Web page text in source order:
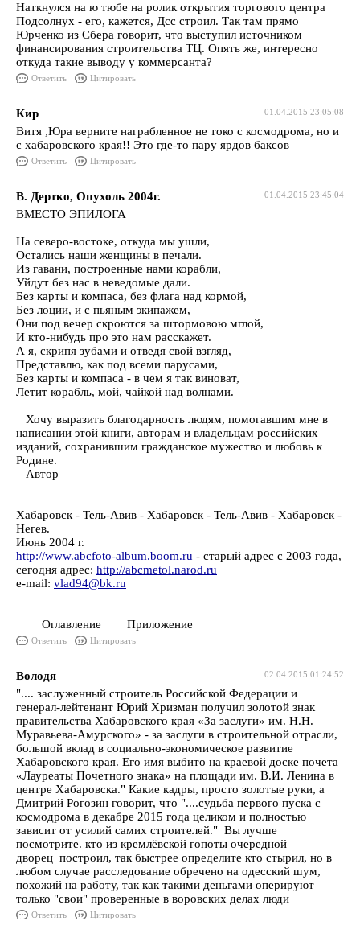
Наткнулся на ю тюбе на ролик открытия торгового центра
Подсолнух - его, кажется, Дсс строил. Так там прямо
Юрченко из Сбера говорит, что выступил источником
финансирования строительства ТЦ. Опять же, интересно
откуда такие выводу у коммерсанта?
Ответить Цитировать
01.04.2015 23:05:08
Кир
Витя ,Юра верните награбленное не токо с космодрома, но и
с хабаровского края!! Это где-то пару ярдов баксов
Ответить Цитировать
01.04.2015 23:45:04
В. Дертко, Опухоль 2004г.
ВМЕСТО ЭПИЛОГА
На северо-востоке, откуда мы ушли,
Остались наши женщины в печали.
Из гавани, построенные нами корабли,
Уйдут без нас в неведомые дали.
Без карты и компаса, без флага над кормой,
Без лоции, и с пьяным экипажем,
Они под вечер скроются за штормовою мглой,
И кто-нибудь про это нам расскажет.
А я, скрипя зубами и отведя свой взгляд,
Представлю, как под всеми парусами,
Без карты и компаса - в чем я так виноват,
Летит корабль, мой, чайкой над волнами.
Хочу выразить благодарность людям, помогавшим мне в
написании этой книги, авторам и владельцам российских
изданий, сохранившим гражданское мужество и любовь к
Родине.
Автор
Хабаровск - Тель-Авив - Хабаровск - Тель-Авив - Хабаровск -
Негев.
Июнь 2004 г.
http://www.abcfoto-album.boom.ru - старый адрес с 2003 года,
сегодня адрес: http://abcmetol.narod.ru
e-mail: vlad94@bk.ru
Оглавление Приложение
Ответить Цитировать
02.04.2015 01:24:52
Володя
".... заслуженный строитель Российской Федерации и
генерал-лейтенант Юрий Хризман получил золотой знак
правительства Хабаровского края «За заслуги» им. Н.Н.
Муравьева-Амурского» - за заслуги в строительной отрасли,
большой вклад в социально-экономическое развитие
Хабаровского края. Его имя выбито на краевой доске почета
«Лауреаты Почетного знака» на площади им. В.И. Ленина в
центре Хабаровска." Какие кадры, просто золотые руки, а
Дмитрий Рогозин говорит, что "....судьба первого пуска с
космодрома в декабре 2015 года целиком и полностью
зависит от усилий самих строителей." Вы лучше
посмотрите. кто из кремлёвской гопоты очередной
дворец построил, так быстрее определите кто стырил, но в
любом случае расследование обречено на одесский шум,
похожий на работу, так как такими деньгами оперируют
только "свои" проверенные в воровских делах люди
Ответить Цитировать